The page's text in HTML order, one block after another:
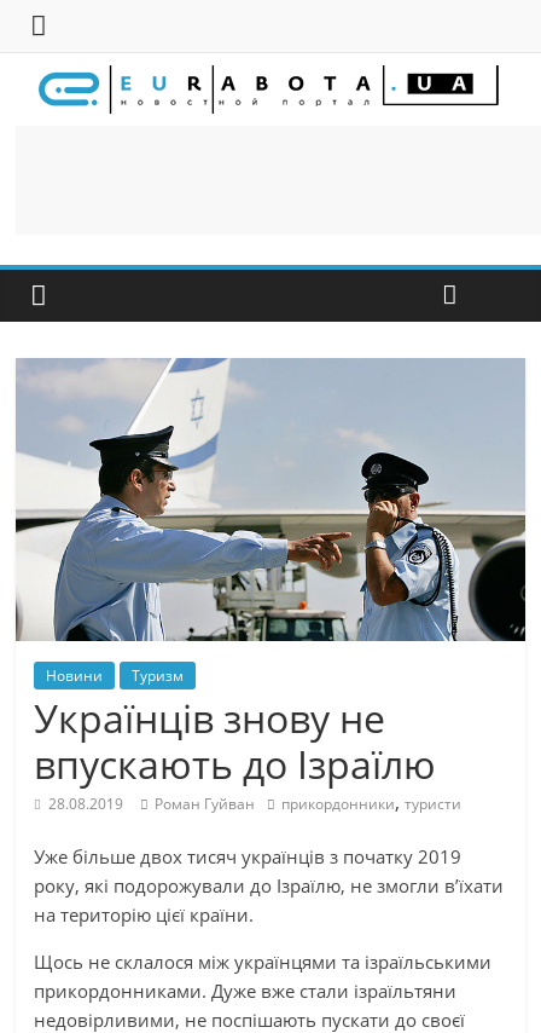
Новини Туризм
Українців знову не
впускають до Ізраїлю
28.08.2019 Роман Гуйван прикордонники,туристи
Уже більше двох тисяч українців з початку 2019
року, які подорожували до Ізраїлю, не змогли в’їхати
на територію цієї країни.
Щось не склалося між українцями та ізраїльськими
прикордонниками. Дуже вже стали ізраїльтяни
недовірливими, не поспішають пускати до своєї